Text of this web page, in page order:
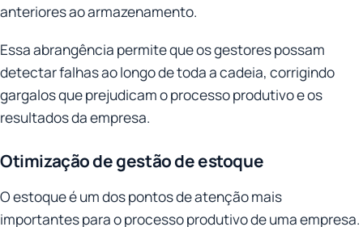
anteriores ao armazenamento.
Essa abrangência permite que os gestores possam
detectar falhas ao longo de toda a cadeia, corrigindo
gargalos que prejudicam o processo produtivo e os
resultados da empresa.
Otimização de gestão de estoque
O estoque é um dos pontos de atenção mais
importantes para o processo produtivo de uma empresa.